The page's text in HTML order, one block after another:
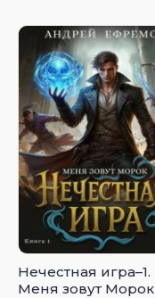
Нечестная игра–1.
Меня зовут Морок